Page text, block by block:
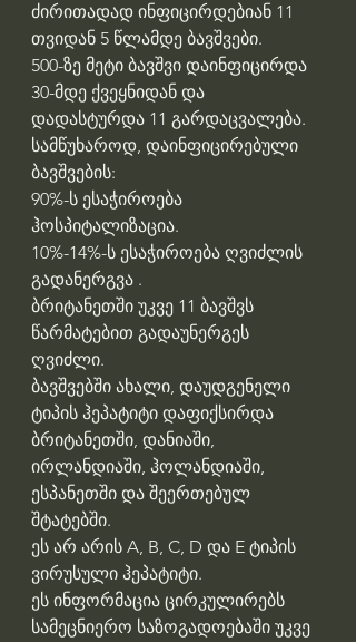
ძირითადად ინფიცირდებიან 11
თვიდან 5 წლამდე ბავშვები.
500-ზე მეტი ბავშვი დაინფიცირდა
30-მდე ქვეყნიდან და
დადასტურდა 11 გარდაცვალება.
სამწუხაროდ, დაინფიცირებული
ბავშვების:
90%-ს ესაჭიროება
ჰოსპიტალიზაცია.
10%-14%-ს ესაჭიროება ღვიძლის
გადანერგვა .
ბრიტანეთში უკვე 11 ბავშვს
წარმატებით გადაუნერგეს
ღვიძლი.
ბავშვებში ახალი, დაუდგენელი
ტიპის ჰეპატიტი დაფიქსირდა
ბრიტანეთში, დანიაში,
ირლანდიაში, ჰოლანდიაში,
ესპანეთში და შეერთებულ
შტატებში.
ეს არ არის A, B, C, D და E ტიპის
ვირუსული ჰეპატიტი.
ეს ინფორმაცია ცირკულირებს
სამეცნიერო საზოგადოებაში უკვე